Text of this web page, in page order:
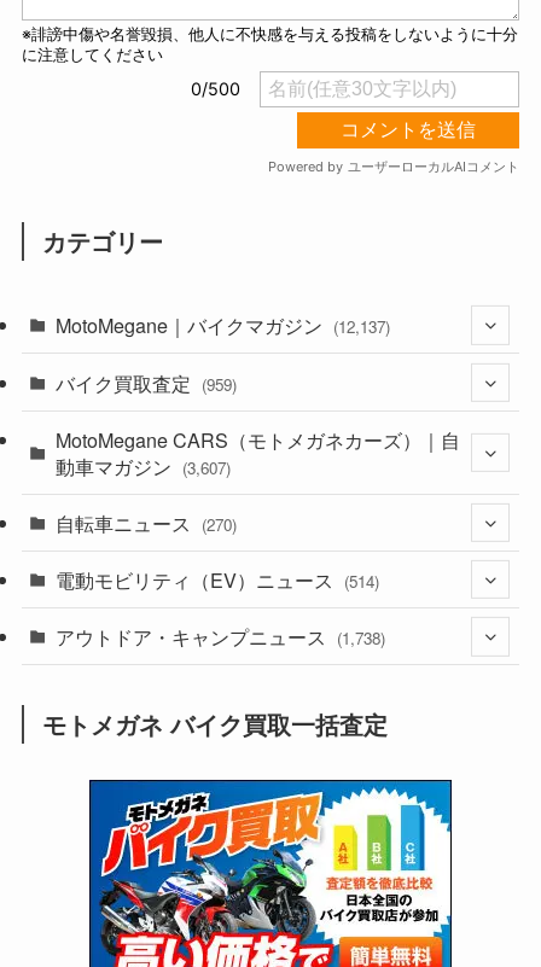
カテゴリー
MotoMegane｜バイクマガジン (12,137)
(44)
(1,243)
(639)
(118)
(60)
(31)
(51)
(34)
(5)
(12)
(252)
(38)
(24)
(16)
(25)
(24)
(47)
(249)
(64)
(16)
(62)
(4)
(6)
(306)
(6,957)
(2,473)
(249)
(1,226)
(12)
(131)
(38)
(131)
(167)
(85)
(21)
(171)
(98)
(274)
(66)
(16)
(141)
(255)
(204)
(1,142)
(166)
(23)
(33)
(34)
(415)
(16)
バイク買取査定 (959)
(352)
(1)
MotoMegane CARS（モトメガネカーズ）｜自
動車マガジン (3,607)
(186)
(137)
(74)
(2,744)
(126)
(170)
自転車ニュース (270)
(54)
(211)
電動モビリティ（EV）ニュース (514)
(132)
(171)
(118)
(27)
アウトドア・キャンプニュース (1,738)
(8)
(1,605)
(147)
(13)
(19)
モトメガネ バイク買取一括査定